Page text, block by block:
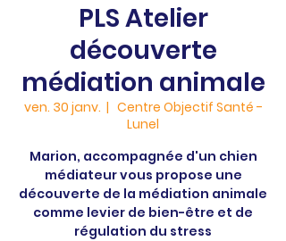
PLS Atelier
découverte
médiation animale
ven. 30 janv.
  |
Centre Objectif Santé -
Lunel
Marion, accompagnée d'un chien
médiateur vous propose une
découverte de la médiation animale
comme levier de bien-être et de
régulation du stress